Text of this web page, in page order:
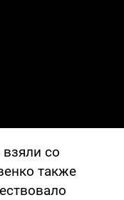
Video
со
также